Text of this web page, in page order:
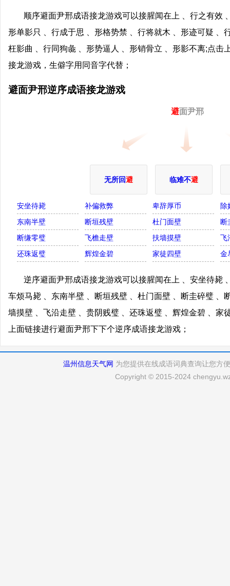
顺序避面尹邢成语接龙游戏可以接腥闻在上 、行之有效
形单影只 、行成于思 、形格势禁 、行将就木 、形迹可疑 、
枉影曲 、行同狗彘 、形势逼人 、形销骨立 、形影不离;点击
接龙游戏，生僻字用同音字代替；
避面尹邢逆序成语接龙游戏
避面尹邢
无所回避 临难不避
安坐待毙 补偏救弊 卑辞厚币
除
东南半壁
断垣残壁 杜门面壁
断
断缣零璧
飞檐走壁 扶墙摸壁
飞
还珠返璧
辉煌金碧 家徒四壁 金
逆序避面尹邢成语接龙游戏可以接腥闻在上 、安坐待毙
车烦马毙 、东南半壁 、断垣残壁 、杜门面壁 、断圭碎璧 、
墙摸壁 、飞沿走壁 、贵阴贱璧 、还珠返璧 、辉煌金碧 、家
上面链接进行避面尹邢下下个逆序成语接龙游戏；
温州信息天气网 为您提供在线成语词典查询让您方
Copyright © 2015-2024